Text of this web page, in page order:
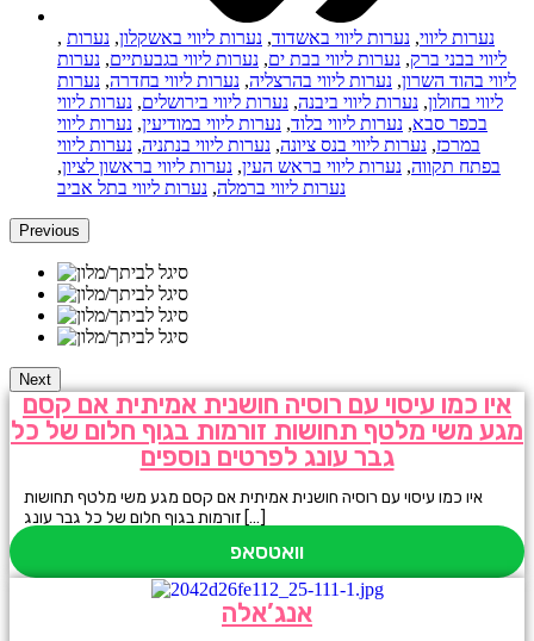
, נערות ליווי, נערות ליווי באשדוד, נערות ליווי באשקלון, נערות
ליווי בבני ברק, נערות ליווי בבת ים, נערות ליווי בגבעתיים, נערות
ליווי בהוד השרון, נערות ליווי בהרצליה, נערות ליווי בחדרה, נערות
ליווי בחולון, נערות ליווי ביבנה, נערות ליווי בירושלים, נערות ליווי
בכפר סבא, נערות ליווי בלוד, נערות ליווי במודיעין, נערות ליווי
במרכז, נערות ליווי בנס ציונה, נערות ליווי בנתניה, נערות ליווי
בפתח תקווה, נערות ליווי בראש העין, נערות ליווי בראשון לציון,
נערות ליווי ברמלה, נערות ליווי בתל אביב
Previous
Next
איו כמו עיסוי עם רוסיה חושנית אמיתית אם קסם
מגע משי מלטף תחושות זורמות בגוף חלום של כל
גבר עונג לפרטים נוספים
איו כמו עיסוי עם רוסיה חושנית אמיתית אם קסם מגע משי מלטף תחושות
זורמות בגוף חלום של כל גבר עונג […]
וואטסאפ
אנג’אלה